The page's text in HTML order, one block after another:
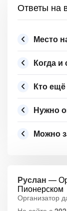
Ответы на
Место
Когда и
Кто
Нужно
Можно
Руслан —
Пионерском
Организатор